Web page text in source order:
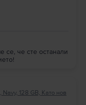
се, че сте останали
128 GB, Като нов